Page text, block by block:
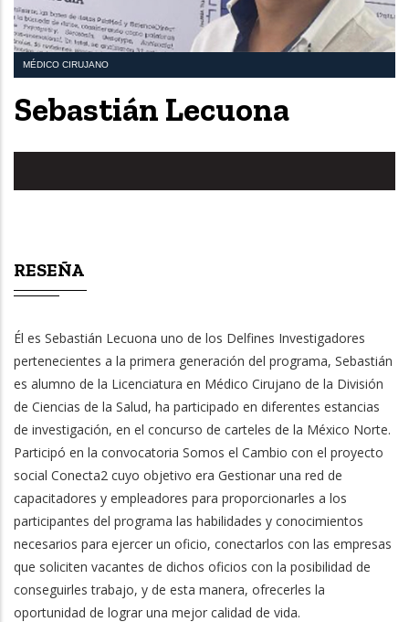
MÉDICO CIRUJANO
Sebastián Lecuona
RESEÑA
Él es Sebastián Lecuona uno de los Delfines Investigadores
pertenecientes a la primera generación del programa, Sebastián
es alumno de la Licenciatura en Médico Cirujano de la División
de Ciencias de la Salud, ha participado en diferentes estancias
de investigación, en el concurso de carteles de la México Norte.
Participó en la convocatoria Somos el Cambio con el proyecto
social Conecta2 cuyo objetivo era Gestionar una red de
capacitadores y empleadores para proporcionarles a los
participantes del programa las habilidades y conocimientos
necesarios para ejercer un oficio, conectarlos con las empresas
que soliciten vacantes de dichos oficios con la posibilidad de
conseguirles trabajo, y de esta manera, ofrecerles la
oportunidad de lograr una mejor calidad de vida.